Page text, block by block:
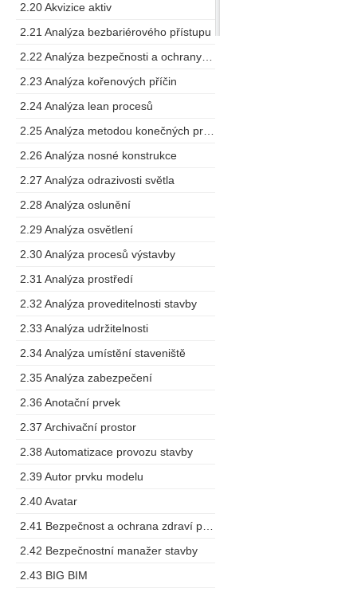
2.20 Akvizice aktiv
2.21 Analýza bezbariérového přístupu
2.23 Analýza kořenových příčin
2.24 Analýza lean procesů
2.26 Analýza nosné konstrukce
2.27 Analýza odrazivosti světla
2.28 Analýza oslunění
2.29 Analýza osvětlení
2.30 Analýza procesů výstavby
2.31 Analýza prostředí
2.32 Analýza proveditelnosti stavby
2.33 Analýza udržitelnosti
2.34 Analýza umístění staveniště
2.35 Analýza zabezpečení
2.36 Anotační prvek
2.37 Archivační prostor
2.38 Automatizace provozu stavby
2.39 Autor prvku modelu
2.40 Avatar
2.42 Bezpečnostní manažer stavby
2.43 BIG BIM